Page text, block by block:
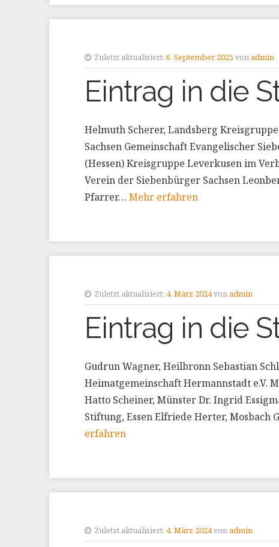
Zuletzt aktualisiert:6. September 2025 vonadmin
Eintrag in die
Helmuth Scherer, Landsberg
Sachsen Gemeinschaft Evangelischer
(Hessen) Kreisgruppe Leverkusen im
Verein der Siebenbürger Sachsen
Pfarrer…Mehr erfahren
Zuletzt aktualisiert:4. März 2024vonadmin
Eintrag in die
Gudrun Wagner, Heilbronn Sebastian
Heimatgemeinschaft Hermannstadt e.V.
Hatto Scheiner, Münster Dr. Ingrid
Stiftung, Essen Elfriede Herter,
erfahren
Zuletzt aktualisiert:4. März 2024vonadmin